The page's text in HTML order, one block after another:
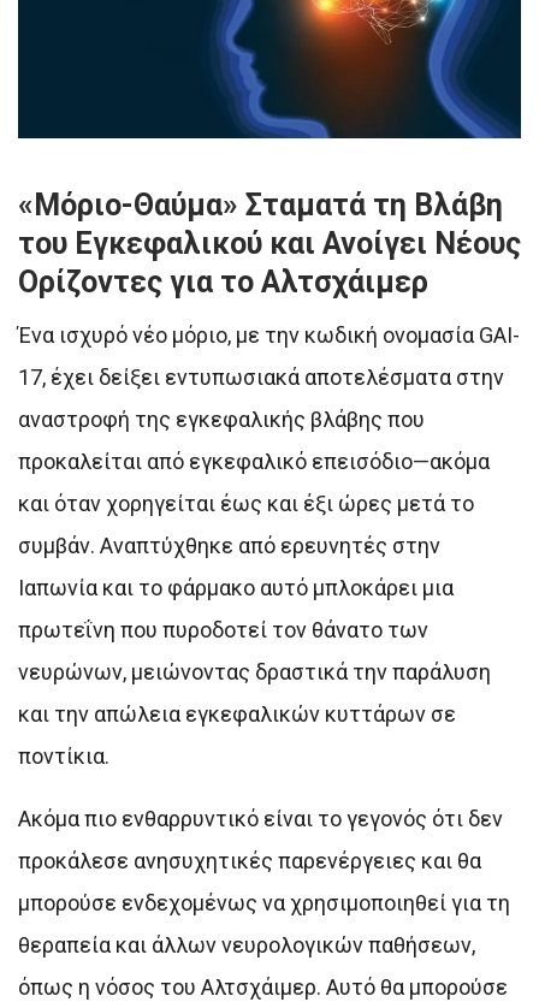
«Μόριο-Θαύμα» Σταματά τη Βλάβη
του Εγκεφαλικού και Ανοίγει Νέους
Ορίζοντες για το Αλτσχάιμερ
Ένα ισχυρό νέο μόριο, με την κωδική ονομασία GAI-
17, έχει δείξει εντυπωσιακά αποτελέσματα στην
αναστροφή της εγκεφαλικής βλάβης που
προκαλείται από εγκεφαλικό επεισόδιο—ακόμα
και όταν χορηγείται έως και έξι ώρες μετά το
συμβάν. Αναπτύχθηκε από ερευνητές στην
Ιαπωνία και το φάρμακο αυτό μπλοκάρει μια
πρωτεΐνη που πυροδοτεί τον θάνατο των
νευρώνων, μειώνοντας δραστικά την παράλυση
και την απώλεια εγκεφαλικών κυττάρων σε
ποντίκια.
Ακόμα πιο ενθαρρυντικό είναι το γεγονός ότι δεν
προκάλεσε ανησυχητικές παρενέργειες και θα
μπορούσε ενδεχομένως να χρησιμοποιηθεί για τη
θεραπεία και άλλων νευρολογικών παθήσεων,
όπως η νόσος του Αλτσχάιμερ. Αυτό θα μπορούσε